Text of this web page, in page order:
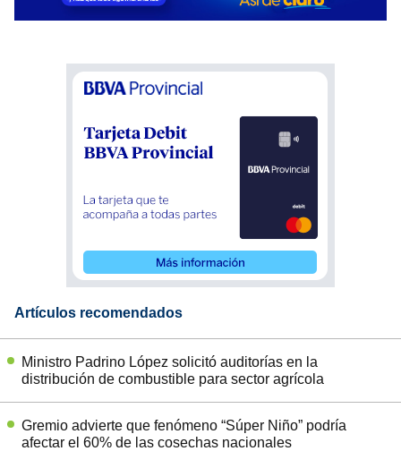
Artículos recomendados
Ministro Padrino López solicitó auditorías en la
distribución de combustible para sector agrícola
Gremio advierte que fenómeno “Súper Niño” podría
afectar el 60% de las cosechas nacionales